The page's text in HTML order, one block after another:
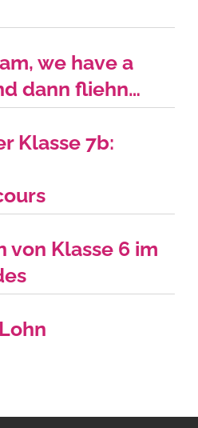
we have a
dann fliehn…
Klasse 7b:
von Klasse 6 im